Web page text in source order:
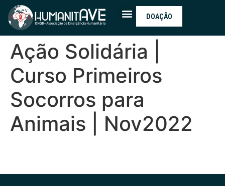
DOAÇÃO
Ação Solidária |
Curso Primeiros
Socorros para
Animais | Nov2022